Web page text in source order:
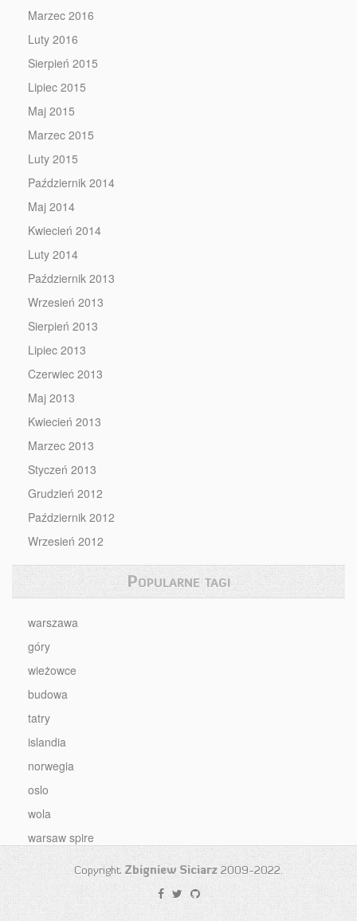
Marzec 2016
Luty 2016
Sierpień 2015
Lipiec 2015
Maj 2015
Marzec 2015
Luty 2015
Październik 2014
Maj 2014
Kwiecień 2014
Luty 2014
Październik 2013
Wrzesień 2013
Sierpień 2013
Lipiec 2013
Czerwiec 2013
Maj 2013
Kwiecień 2013
Marzec 2013
Styczeń 2013
Grudzień 2012
Październik 2012
Wrzesień 2012
Popularne tagi
warszawa
góry
wieżowce
budowa
tatry
islandia
norwegia
oslo
wola
warsaw spire
Copyright Zbigniew Siciarz 2009-2022.